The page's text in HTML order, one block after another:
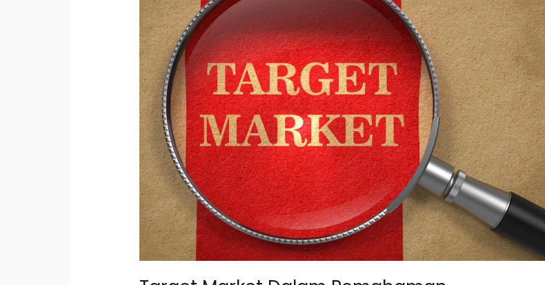
Pemahaman
Administrasi
Modern!